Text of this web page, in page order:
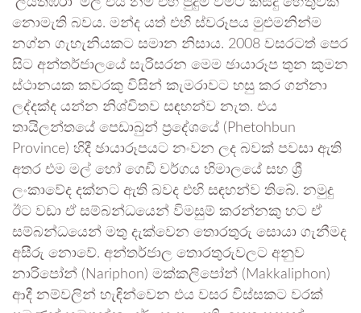
නොමැති බවය. මන්ද යත් එහි ස්වරූපය මුළුමනින්ම
නග්න ගැහැනියකට සමාන නිසාය. 2008 වසරටත් පෙර
සිට අන්තර්ජාලයේ සැරිසරන මෙම ඡායාරූප තුන කුමන
ස්ථානයක කවරකු විසින් කැමරාවට හසු කර ගන්නා
ලද්දක්ද යන්න නිශ්චිතව සඳහන්ව නැත. එය
තායිලන්තයේ පෙඩාබුන් ප්‍රදේශයේ (Phetohbun
Province) හිදී ඡායාරූපයට නංවන ලද බවක් පවසා ඇති
අතර එම මල් හෝ ගෙඩි වර්ගය හිමාලයේ සහ ශ්‍රී
ලංකාවේද දක්නට ඇති බවද එහි සඳහන්ව තිබේ. නමුදු
ඊට වඩා ඒ සම්බන්ධයෙන් විමසුම් කරන්නකු හට ඒ
සම්බන්ධයෙන් මතු දැක්වෙන තොරතුරු සොයා ගැනීමද
අසීරු නොවේ. අන්තර්ජාල තොරතුරුවලට අනුව
නාරිපෝන් (Nariphon) මක්කලිපෝන් (Makkaliphon)
ආදී නම්වලින් හැඳින්වෙන එය වසර විස්සකට වරක්